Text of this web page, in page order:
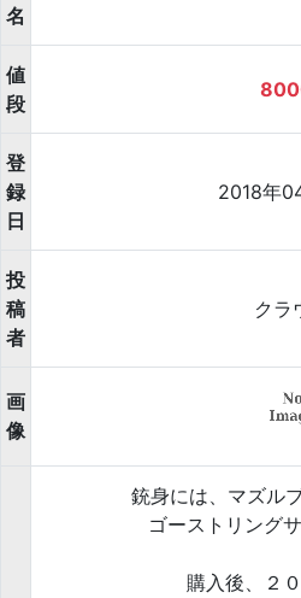
名
値
段
登
録
日
2018年
投
稿
者
クラ
画
像
銃身には、マズル
ゴーストリング
購入後、２